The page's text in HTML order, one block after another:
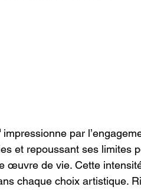
impressionne par
et repoussant ses limites
œuvre de vie. Cette
chaque choix artistique.